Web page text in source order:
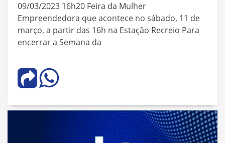
09/03/2023 16h20 Feira da Mulher
Empreendedora que acontece no sábado, 11 de
março, a partir das 16h na Estação Recreio Para
encerrar a Semana da